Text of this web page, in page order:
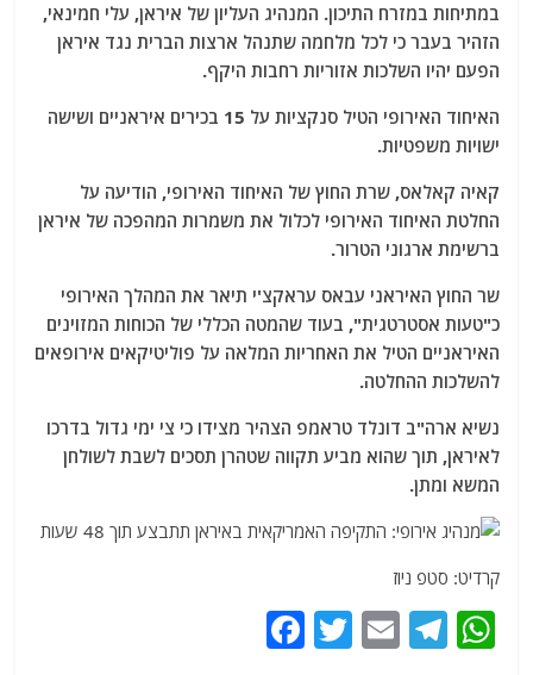
במתיחות במזרח התיכון. המנהיג העליון של איראן, עלי חמינאי,
הזהיר בעבר כי לכל מלחמה שתנהל ארצות הברית נגד איראן
הפעם יהיו השלכות אזוריות רחבות היקף.
האיחוד האירופי הטיל סנקציות על 15 בכירים איראניים ושישה
ישויות משפטיות.
קאיה קאלאס, שרת החוץ של האיחוד האירופי, הודיעה על
החלטת האיחוד האירופי לכלול את משמרות המהפכה של איראן
ברשימת ארגוני הטרור.
שר החוץ האיראני עבאס עראקצ'י תיאר את המהלך האירופי
כ"טעות אסטרטגית", בעוד שהמטה הכללי של הכוחות המזוינים
האיראניים הטיל את האחריות המלאה על פוליטיקאים אירופאים
להשלכות ההחלטה.
נשיא ארה"ב דונלד טראמפ הצהיר מצידו כי צי ימי גדול בדרכו
לאיראן, תוך שהוא מביע תקווה שטהרן תסכים לשבת לשולחן
המשא ומתן.
קרדיט: סטפ ניוז
W
T
E
T